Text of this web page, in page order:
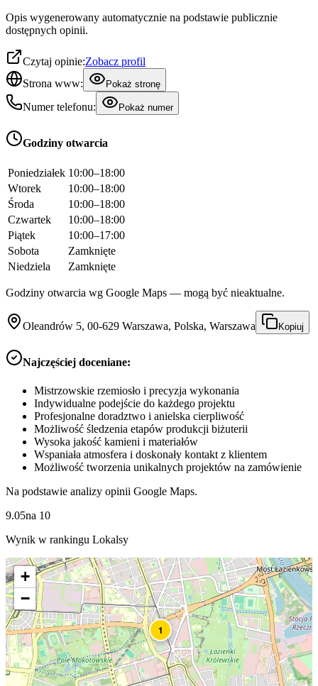
Opis wygenerowany automatycznie na podstawie publicznie
dostępnych opinii.
Czytaj opinie:Zobacz profil
Strona www:
Pokaż stronę
Numer telefonu: Pokaż numer
Godziny otwarcia
Poniedziałek 10:00–18:00
Wtorek
10:00–18:00
Środa
10:00–18:00
Czwartek
10:00–18:00
Piątek
10:00–17:00
Sobota
Zamknięte
Niedziela
Zamknięte
Godziny otwarcia wg Google Maps — mogą być nieaktualne.
Oleandrów 5, 00-629 Warszawa, Polska, Warszawa Kopiuj
Najczęściej doceniane:
Mistrzowskie rzemiosło i precyzja wykonania
Indywidualne podejście do każdego projektu
Profesjonalne doradztwo i anielska cierpliwość
Możliwość śledzenia etapów produkcji biżuterii
Wysoka jakość kamieni i materiałów
Wspaniała atmosfera i doskonały kontakt z klientem
Możliwość tworzenia unikalnych projektów na zamówienie
Na podstawie analizy opinii Google Maps.
9.05na 10
Wynik w rankingu Lokalsy
1
+
−